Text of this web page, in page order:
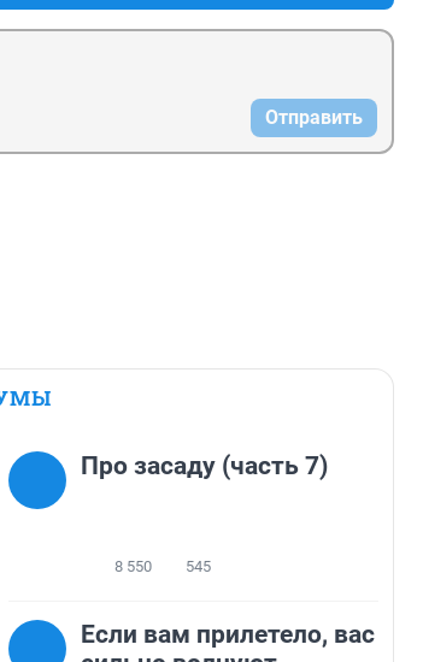
Отправить
Про засаду (часть 7)
8 550 545
Если вам прилетело, вас